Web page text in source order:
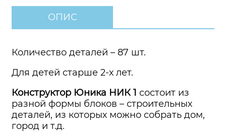
ОПИС
Количество деталей – 87 шт.
Для детей старше 2-х лет.
Конструктор Юника НИК 1 состоит из
разной формы блоков – строительных
деталей, из которых можно собрать дом,
город и т.д.